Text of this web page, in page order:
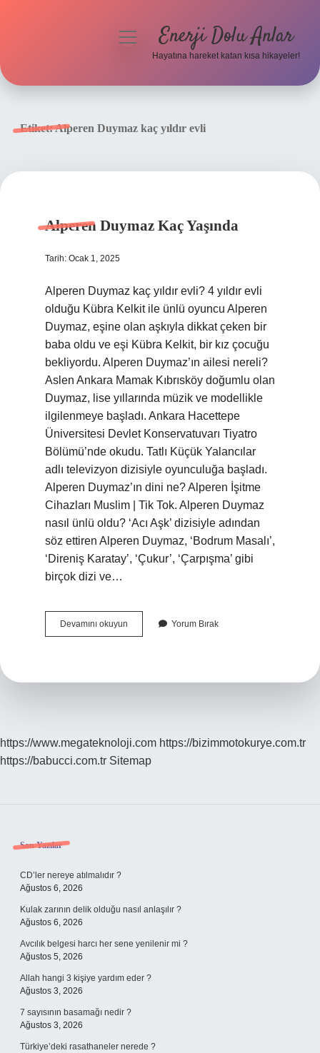
menüyüEnerji Dolu Anlar
Hayatına hareket katan kısa hikayeler!
Etiket:Alperen Duymaz kaç yıldır evli
Alperen Duymaz Kaç Yaşında
Tarih: Ocak 1, 2025
Alperen Duymaz kaç yıldır evli? 4 yıldır evli
olduğu Kübra Kelkit ile ünlü oyuncu Alperen
Duymaz, eşine olan aşkıyla dikkat çeken bir
baba oldu ve eşi Kübra Kelkit, bir kız çocuğu
bekliyordu. Alperen Duymaz’ın ailesi nereli?
Aslen Ankara Mamak Kıbrısköy doğumlu olan
Duymaz, lise yıllarında müzik ve modellikle
ilgilenmeye başladı. Ankara Hacettepe
Üniversitesi Devlet Konservatuvarı Tiyatro
Bölümü’nde okudu. Tatlı Küçük Yalancılar
adlı televizyon dizisiyle oyunculuğa başladı.
Alperen Duymaz’ın dini ne? Alperen İşitme
Cihazları Muslim | Tik Tok. Alperen Duymaz
nasıl ünlü oldu? ‘Acı Aşk’ dizisiyle adından
söz ettiren Alperen Duymaz, ‘Bodrum Masalı’,
‘Direniş Karatay’, ‘Çukur’, ‘Çarpışma’ gibi
birçok dizi ve…
Devamını okuyun
Duymaz
Yorum Bırak
https://www.megateknoloji.com https://bizimmotokurye.com.tr
https://babucci.com.tr Sitemap
Sidebar
Son Yazılar
CD’ler nereye atılmalıdır ?
Ağustos 6, 2026
Kulak zarının delik olduğu nasıl anlaşılır ?
Ağustos 6, 2026
Avcılık belgesi harcı her sene yenilenir mi ?
Ağustos 5, 2026
Allah hangi 3 kişiye yardım eder ?
Ağustos 3, 2026
7 sayısının basamağı nedir ?
Ağustos 3, 2026
Türkiye’deki rasathaneler nerede ?